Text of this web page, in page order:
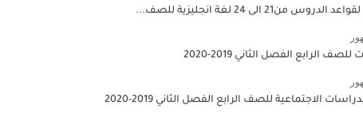
من21 الى 24 لغة انجليزية للصف...
الرابع الفصل الثاني 2019-2020
الاجتماعية للصف الرابع الفصل الثاني 2019-2020